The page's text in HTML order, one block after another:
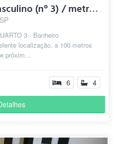
Quarto individual masculino (n° 3) / metrô Santa Cruz
3 - Banheiro
localização, a 100 metros
próxim...
6 4